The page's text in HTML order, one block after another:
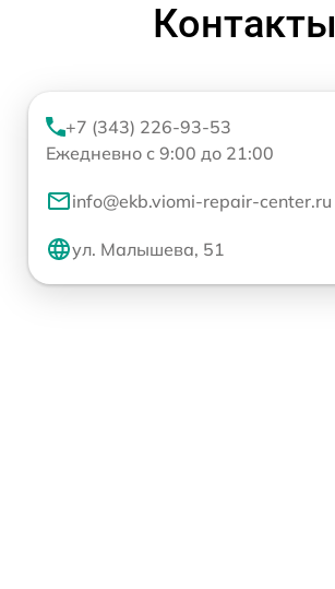
Контакты
+7 (343) 226-93-53
Ежедневно с 9:00 до 21:00
info@ekb.viomi-repair-center.ru
ул. Малышева, 51